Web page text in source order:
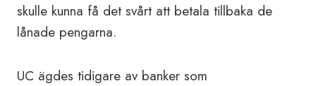
skulle kunna få det svårt att betala tillbaka de
lånade pengarna.
UC ägdes tidigare av banker som